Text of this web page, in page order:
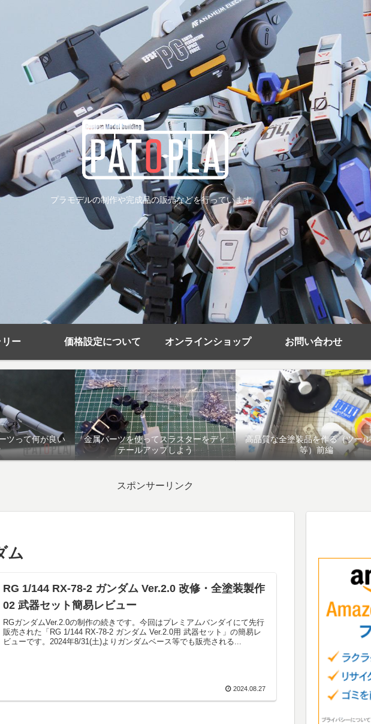
プラモデルの制作や完成品の販売などを行っています。
リー 価格設定について オンラインショップ お問い合わせ
ツって何が良い
金属パーツを使ってスラスターをディ
テールアップしよう
高品質な全塗装品を作る（ツー
等）前編
スポンサーリンク
ム
RG 1/144 RX-78-2 ガンダム Ver.2.0 改修・全塗装製作
02 武器セット簡易レビュー
RGガンダムVer.2.0の制作の続きです。今回はプレミアムバンダイにて先行
販売された「RG 1/144 RX-78-2 ガンダム Ver.2.0用 武器セット」の簡易レ
ビューです。2024年8/31(土)よりガンダムベース等でも販売される...
2024.08.27